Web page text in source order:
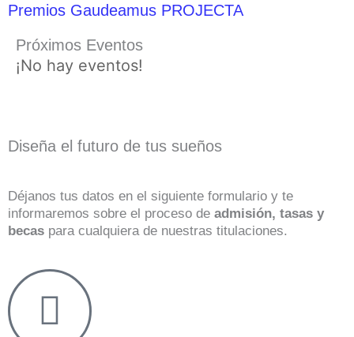
Premios Gaudeamus PROJECTA
Próximos Eventos
¡No hay eventos!
Diseña el futuro de tus sueños
Déjanos tus datos en el siguiente formulario y te
informaremos sobre el proceso de admisión, tasas y
becas para cualquiera de nuestras titulaciones.